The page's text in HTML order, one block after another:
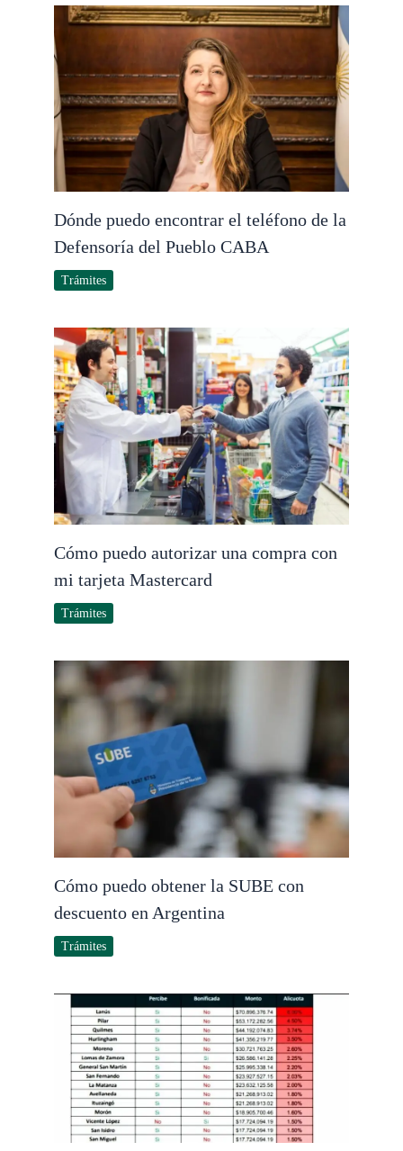
Dónde puedo encontrar el teléfono de la
Defensoría del Pueblo CABA
Trámites
Cómo puedo autorizar una compra con
mi tarjeta Mastercard
Trámites
Cómo puedo obtener la SUBE con
descuento en Argentina
Trámites